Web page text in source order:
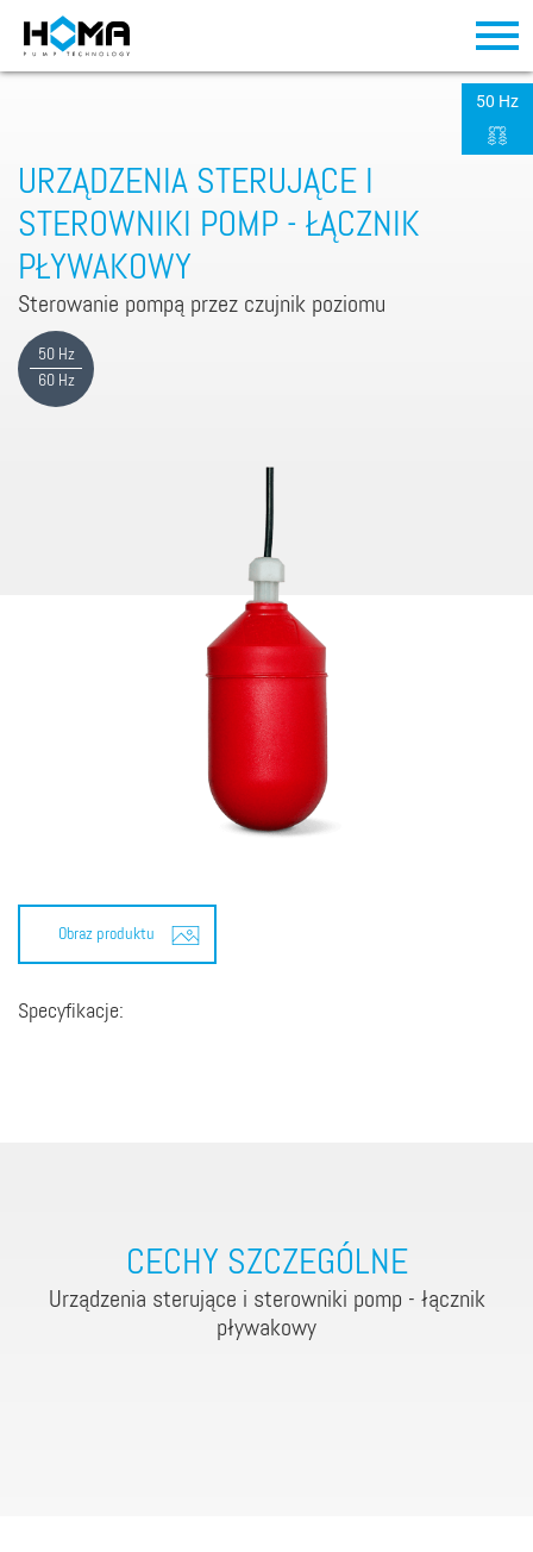
URZĄDZENIA STERUJĄCE I
STEROWNIKI POMP - ŁĄCZNIK
PŁYWAKOWY
Sterowanie pompą przez czujnik poziomu
50 Hz
60 Hz
Obraz produktu
Specyfikacje:
CECHY SZCZEGÓLNE
Urządzenia sterujące i sterowniki pomp - łącznik
pływakowy
50 Hz